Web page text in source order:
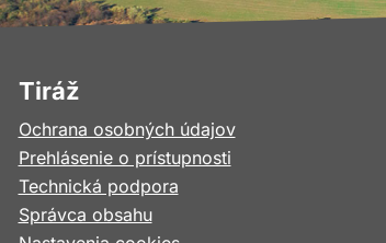
Tiráž
Ochrana osobných údajov
Prehlásenie o prístupnosti
Technická podpora
Správca obsahu